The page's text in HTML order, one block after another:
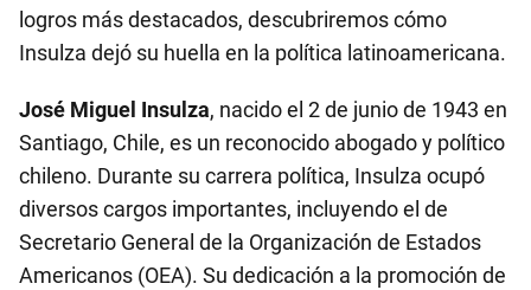
logros más destacados, descubriremos cómo
Insulza dejó su huella en la política latinoamericana.
José Miguel Insulza, nacido el 2 de junio de 1943 en
Santiago, Chile, es un reconocido abogado y político
chileno. Durante su carrera política, Insulza ocupó
diversos cargos importantes, incluyendo el de
Secretario General de la Organización de Estados
Americanos (OEA). Su dedicación a la promoción de